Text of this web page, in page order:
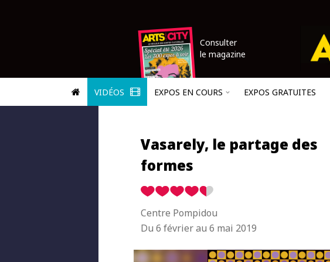
Consulter
le magazine
VIDÉOS EXPOS EN COURS EXPOS GRATUITES
Vasarely, le partage des
formes
Centre Pompidou
Du 6 février au 6 mai 2019